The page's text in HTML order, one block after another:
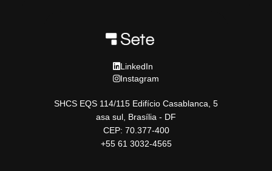
LinkedIn
Instagram
SHCS EQS 114/115 Edifício Casablanca, 5
asa sul, Brasília - DF
CEP: 70.377-400
+55 61 3032-4565